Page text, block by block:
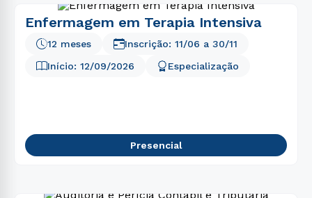
Enfermagem em Terapia Intensiva
Início: 12/09/2026 Especialização
12 meses Inscrição: 11/06 a 30/11
Presencial